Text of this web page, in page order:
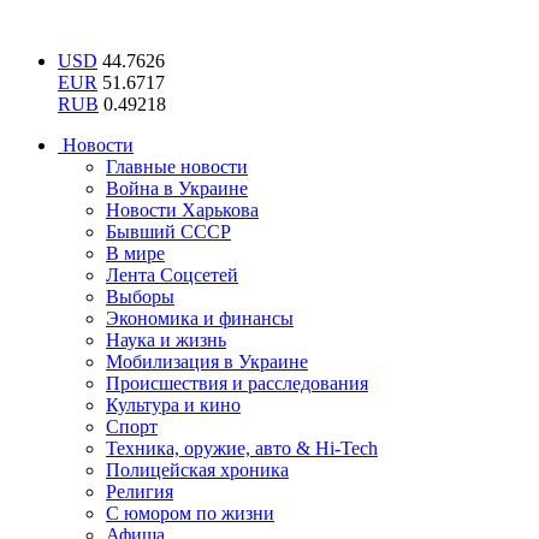
USD 44.7626
EUR 51.6717
RUB 0.49218
Новости
Главные новости
Война в Украине
Новости Харькова
Бывший СССР
В мире
Лента Соцсетей
Выборы
Экономика и финансы
Наука и жизнь
Мобилизация в Украине
Происшествия и расследования
Культура и кино
Спорт
Техника, оружие, авто & Hi-Tech
Полицейская хроника
Религия
С юмором по жизни
Афиша